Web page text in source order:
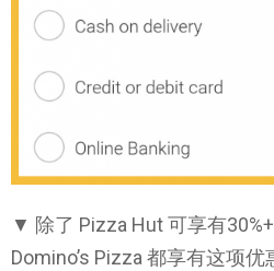
▼ 除了 Pizza Hut 可享有
Domino’s Pizza 都享有这项优